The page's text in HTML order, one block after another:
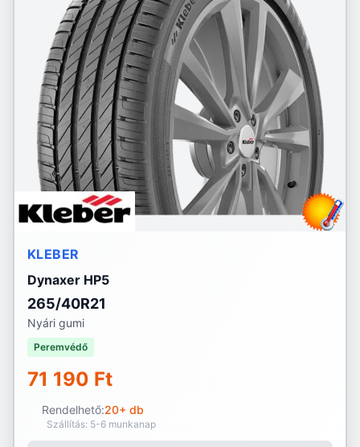
KLEBER
Dynaxer HP5
265/40R21
Nyári gumi
Peremvédő
71 190 Ft
Rendelhető:20+ db
Szállítás: 5-6 munkanap